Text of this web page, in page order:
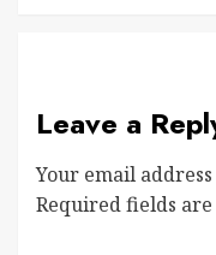
Leave a
Your email
Required fields